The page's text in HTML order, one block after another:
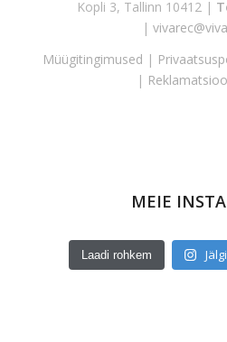
Kopli 3, Tallinn 10412 |
|
Müügitingimused |
|
MEIE
Laadi rohkem